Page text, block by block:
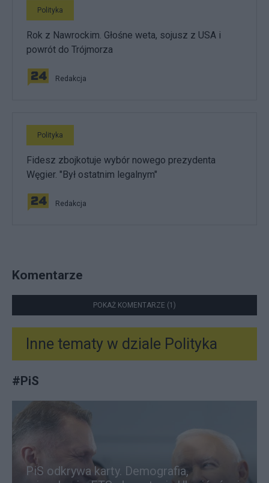
Polityka
Rok z Nawrockim. Głośne weta, sojusz z USA i
powrót do Trójmorza
Redakcja
Polityka
Fidesz zbojkotuje wybór nowego prezydenta
Węgier. "Był ostatnim legalnym"
Redakcja
Komentarze
POKAŻ KOMENTARZE (1)
Inne tematy w dziale Polityka
#PiS
PiS odkrywa karty. Demografia,